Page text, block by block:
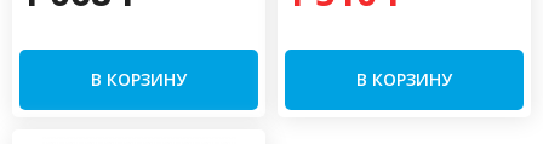
В КОРЗИНУ В КОРЗИНУ